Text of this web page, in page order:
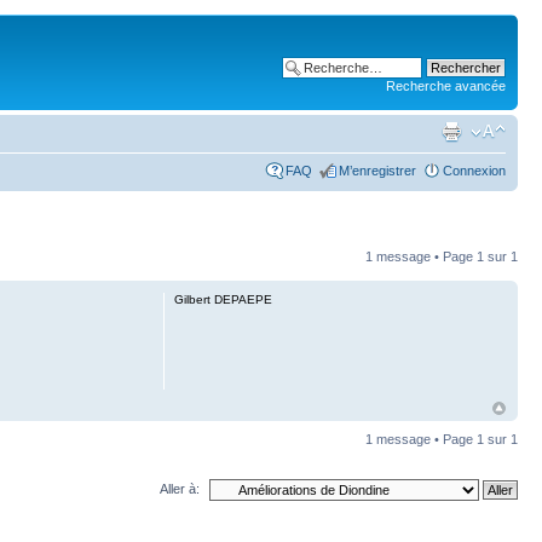
Recherche avancée
FAQ M’enregistrer Connexion
1 message • Page 1 sur 1
Gilbert DEPAEPE
1 message • Page 1 sur 1
Aller à: